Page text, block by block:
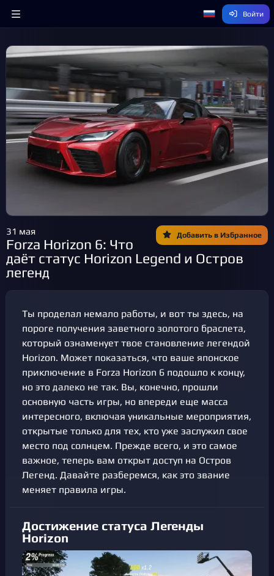
Войти
Добавить в Избранное
31 мая
Forza Horizon 6: Что
даёт статус Horizon Legend и Остров
легенд
Ты проделал немало работы, и вот ты здесь, на
пороге получения заветного золотого браслета,
который ознаменует твое становление легендой
Horizon. Может показаться, что ваше японское
приключение в Forza Horizon 6 подошло к концу,
но это далеко не так. Вы, конечно, прошли
основную часть игры, но впереди еще масса
интересного, включая уникальные мероприятия,
открытые только для тех, кто уже заслужил свое
место под солнцем. Прежде всего, и это самое
важное, теперь вам открыт доступ на Остров
Легенд. Давайте разберемся, как это звание
меняет правила игры.
Достижение статуса Легенды
Horizon